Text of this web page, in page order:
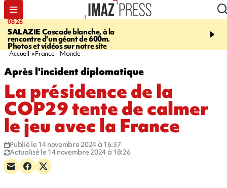
08:26
SALAZIECascade blanche, à la
rencontre d'un géant de 600m.
Photos et vidéos sur notre site
12:10
La karavane
débarque dans les
Accueil France - Monde
Après l'incident diplomatique
La présidence de la
COP29 tente de calmer
le jeu avec la France
Publié le 14 novembre 2024 à 16:37
Actualisé le 14 novembre 2024 à 18:26